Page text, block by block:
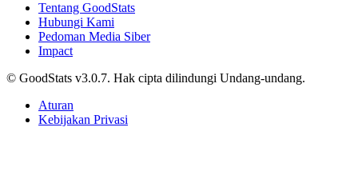
Tentang GoodStats
Hubungi Kami
Pedoman Media Siber
Impact
© GoodStats v3.0.7. Hak cipta dilindungi Undang-undang.
Aturan
Kebijakan Privasi